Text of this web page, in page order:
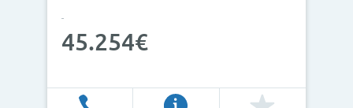
45.254€